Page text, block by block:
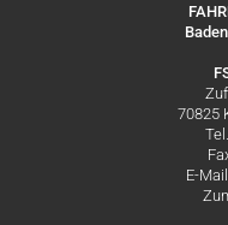
70825
E-